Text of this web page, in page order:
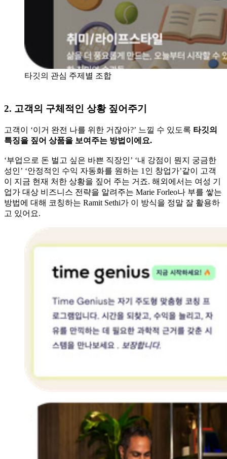
타깃의 관심 주제별 조합
2. 고객의 구체적인 상황 짚어주기
고객이 ‘이거 완전 나를 위한 거잖아?’ 느낄 수 있도록 타깃의
특징을 짚어 상품을 보여주는 방법이에요.
‘부업으로 돈 벌고 싶은 바쁜 직장인’ ‘내 강점이 뭔지 궁금한
성인’ ‘안정적인 수익 자동화를 원하는 1인 창업가’같이 고객
이 지금 현재 처한 상황을 짚어 주는 거죠. 해외에서는 여성 기
업가 대상 비즈니스 전략을 알려주는 Marie Forleo나 부를 쌓는
방법에 대해 코칭하는 Ramit Sethi가 이 방식을 정말 잘 활용하
고 있어요.